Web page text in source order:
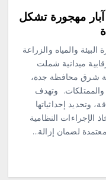
آبار مهجورة تشكل
والمياه والزراعة
ميدانية شملت
شرق محافظة جدة،
‏وتهدف
وتحديد إحداثياتها
الإجراءات النظامية
لضمان إزالة…